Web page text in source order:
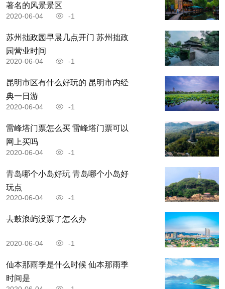
著名的风景景区
2020-06-04 -1
苏州拙政园早晨几点开门 苏州拙政
园营业时间
2020-06-04 -1
昆明市区有什么好玩的 昆明市内经
典一日游
2020-06-04 -1
雷峰塔门票怎么买 雷峰塔门票可以
网上买吗
2020-06-04 -1
青岛哪个小岛好玩 青岛哪个小岛好
玩点
2020-06-04 -1
去鼓浪屿没票了怎么办
2020-06-04 -1
仙本那雨季是什么时候 仙本那雨季
时间是